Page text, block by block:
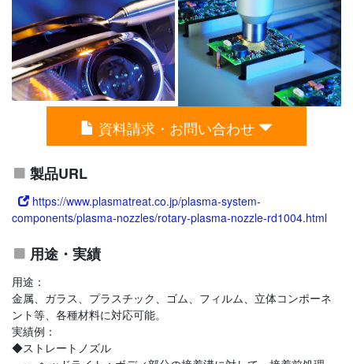
資料請求・お問い合わせ
製品URL
https://www.plasmatreat.co.jp/plasma-system-
components/plasma-nozzles/rotary-plasma-nozzle-rd1004.html
用途・実績
用途：
金属、ガラス、プラスチック、ゴム、フィルム、立体コンポーネ
ント等、各種材料に対応可能。
実績例：
◆ストレートノズル